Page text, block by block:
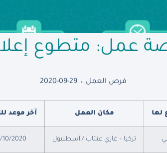
عمل: متطوع
فرص العمل 2020-09-29
لها مكان العمل آخر موعد
تركيا – غازي عنتاب / اسطنبول 10/2020